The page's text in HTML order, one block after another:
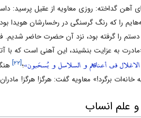
آهن گداخته: روزی معاویه از عقیل پرسید:
را که رنگ گرسنگی در رخسارشان هویدا
دستم را گرفته بود، نزد آن حضرت حاضر
به عزایت بنشیند، این آهنی است که
فی أعناقهم و السلاسل و یُسحَبون»؛[۲۲]
خانه‌ات برگرد!» معاویه گفت: هرگز! هرگز!
علم انساب